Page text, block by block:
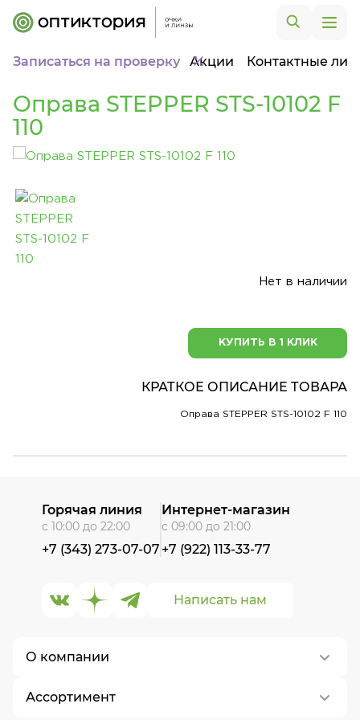
Записаться на проверку Акции Контактные
Оправа STEPPER STS-10102 F
110
Нет в наличии
КУПИТЬ В 1 КЛИК
КРАТКОЕ ОПИСАНИЕ ТОВАРА
Оправа STEPPER STS-10102 F 110
О компании
О нас
Ассортимент
Написать нам
Горячая линия
с 10:00 до 22:00
+7 (343) 273-07-07
Интернет-магазин
с 09:00 до 21:00
+7 (922) 113-33-77